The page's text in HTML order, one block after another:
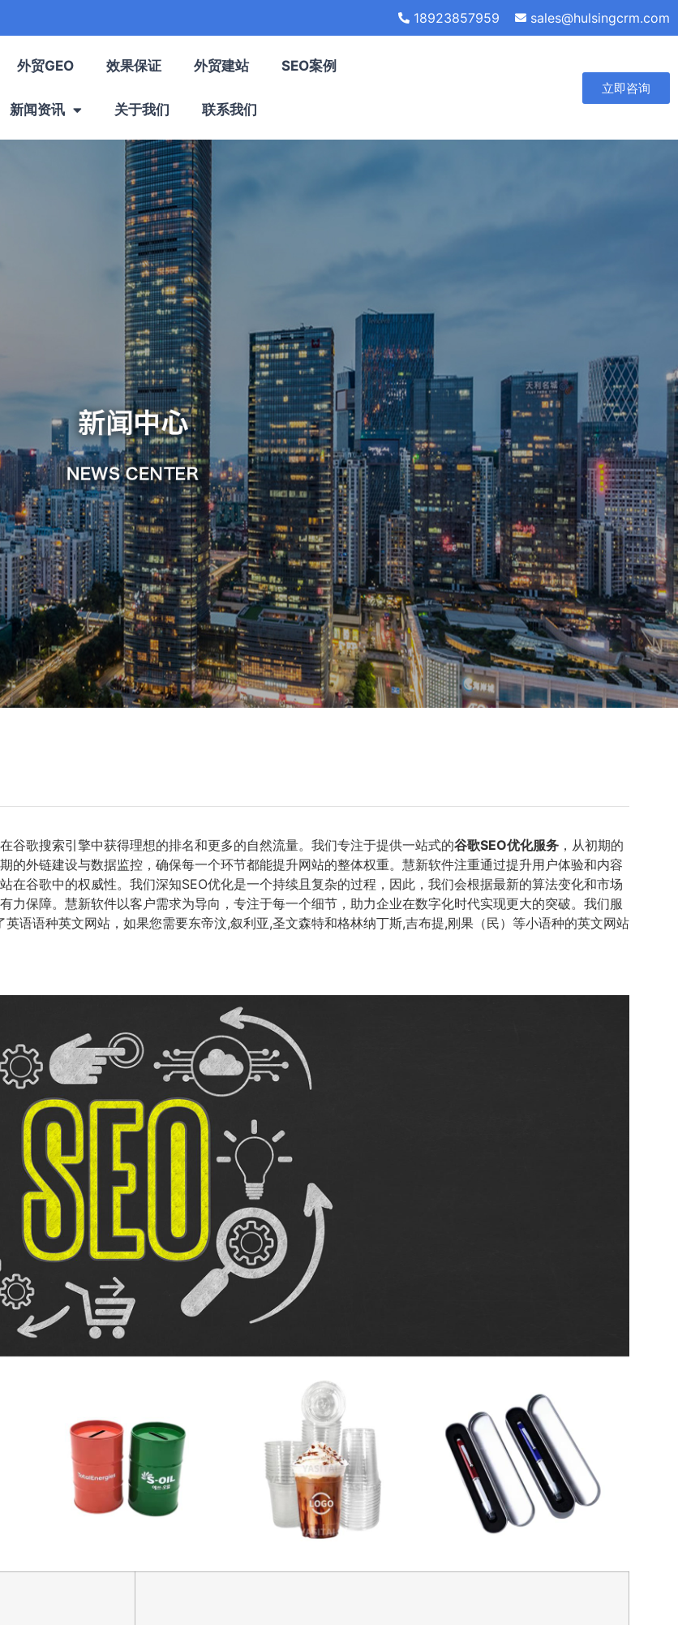
18923857959 sales@hulsingcrm.com
外贸GEO 效果保证 外贸建站 SEO案例
新闻资讯 关于我们 联系我们
立即咨询
谷歌搜索引擎中获得理想的排名和更多的自然流量。我们专注于提供一站式的谷歌SEO优化服务 ，从初期的
的外链建设与数据监控，确保每一个环节都能提升网站的整体权重。慧新软件注重通过提升用户体验和内容
在谷歌中的权威性。我们深知SEO优化是一个持续且复杂的过程，因此，我们会根据最新的算法变化和市场
力保障。慧新软件以客户需求为导向，专注于每一个细节，助力企业在数字化时代实现更大的突破。我们服
语语种英文网站，如果您需要东帝汶,叙利亚,圣文森特和格林纳丁斯,吉布提,刚果（民）等小语种的英文网站